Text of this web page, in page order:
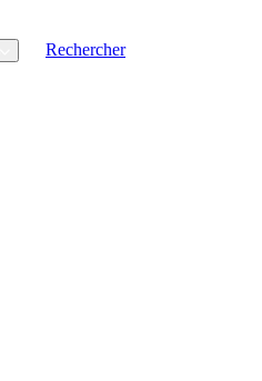
Rechercher